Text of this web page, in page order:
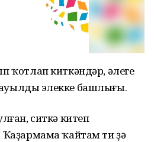
ҡотлап киткәндәр, әлеге
элекке башлығы.
ситкә китеп
Ҡаҙармама ҡайтам ти ҙә